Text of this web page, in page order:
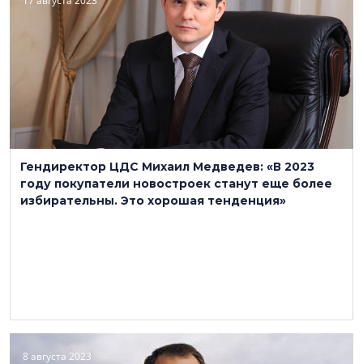
Гендиректор ЦДС Михаил Медведев: «В 2023
году покупатели новостроек станут еще более
избирательны. Это хорошая тенденция»
8 августа 2023